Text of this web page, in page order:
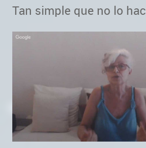
Tan simple que no lo